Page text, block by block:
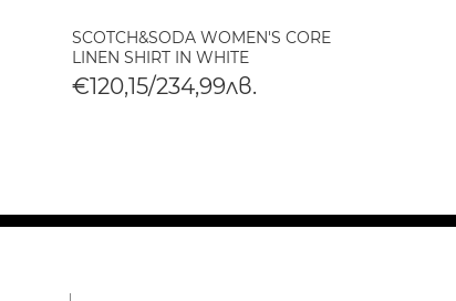
SCOTCH&SODA WOMEN'S CORE
LINEN SHIRT IN WHITE
€120,15/234,99лв.